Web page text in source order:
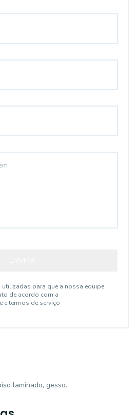
para que a nossa equipe
de acordo com a
e termos de serviço
laminado, gesso.